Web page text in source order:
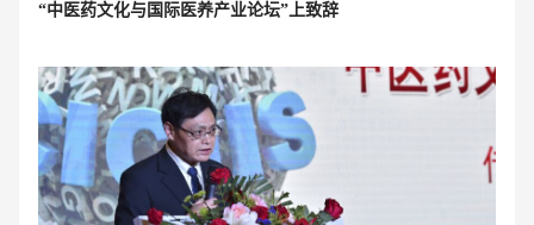
“中医药文化与国际医养产业论坛”上致辞